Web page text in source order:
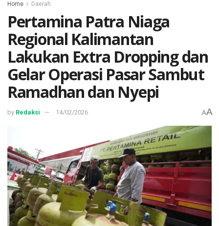
Home Daerah
Pertamina Patra Niaga
Regional Kalimantan
Lakukan Extra Dropping dan
Gelar Operasi Pasar Sambut
Ramadhan dan Nyepi
by Redaksi 14/02/2026 AA